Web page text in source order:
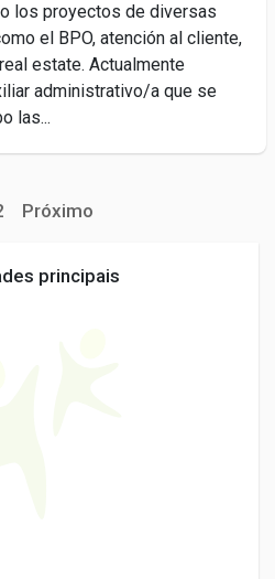
los proyectos de diversas
el BPO, atención al cliente,
estate. Actualmente
administrativo/a que se
las...
Próximo
principais